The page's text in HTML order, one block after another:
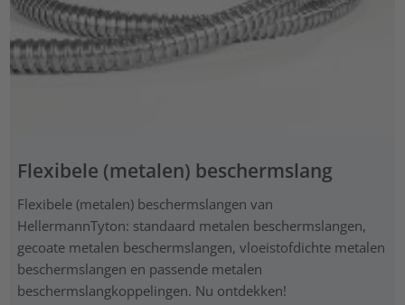
Flexibele (metalen) beschermslang
Flexibele (metalen) beschermslangen van
HellermannTyton: standaard metalen beschermslangen,
gecoate metalen beschermslangen, vloeistofdichte metalen
beschermslangen en passende metalen
beschermslangkoppelingen. Nu ontdekken!